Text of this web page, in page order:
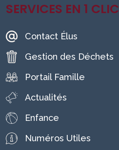
SERVICES EN 1 CLIC
Contact Élus
Gestion des Déchets
Portail Famille
Actualités
Enfance
Numéros Utiles